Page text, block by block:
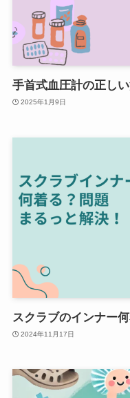
手首式血圧計の正し
2025年1月9日
スクラブのインナー
2024年11月17日